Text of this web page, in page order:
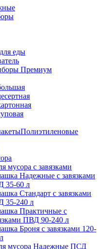
еды
Премиум
Полиэтиленовые
мусора с завязками
Надежные с завязками
35-60 л
Стандарт с завязками
35-240 л
Практичные с
ПВД 90-240 л
Броня с завязками 120-
мусора Надежные ПСД